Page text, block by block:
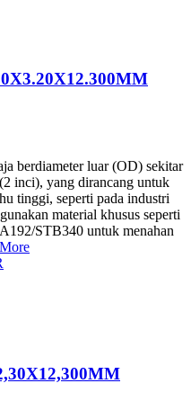
berdiameter luar (OD) sekitar
inci), yang dirancang untuk
tinggi, seperti pada industri
material khusus seperti
STB340 untuk menahan